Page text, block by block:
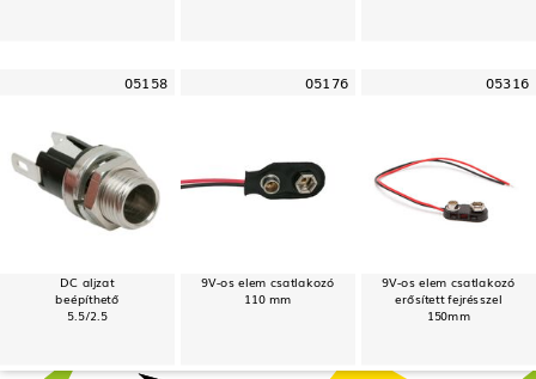
05158
DC aljzat
beépíthető
5.5/2.5
05176
9V-os elem csatlakozó
110 mm
05316
9V-os elem csatlakozó
erősített fejrésszel
150mm